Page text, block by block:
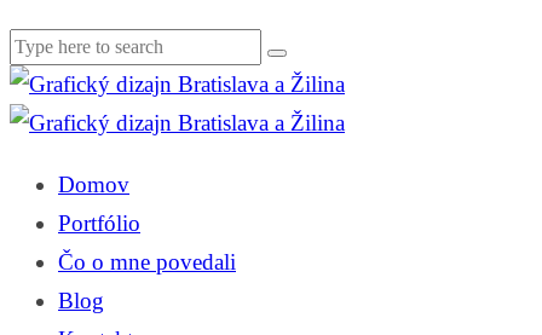
Domov
Portfólio
Čo o mne povedali
Blog